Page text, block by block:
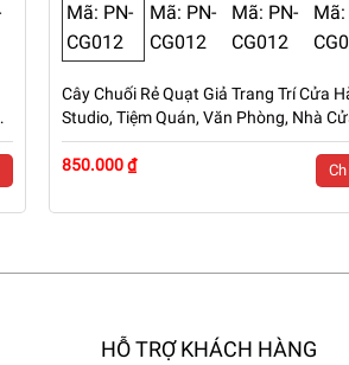
Cây Chuối Rẻ Quạt Giả Trang Trí Cửa
Studio, Tiệm Quán, Văn Phòng, Nhà
Cao 1m6 – Mã: PN-CG012
850.000 ₫
HỖ TRỢ KHÁCH HÀNG